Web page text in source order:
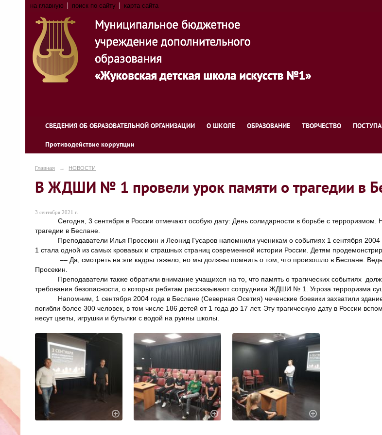
на главную поиск по сайту карта сайта
СВЕДЕНИЯ ОБ ОБРАЗОВАТЕЛЬНОЙ ОРГАНИЗАЦИИ О ШКОЛЕ ОБРАЗОВАНИЕ ТВОРЧЕСТВО
Противодействие коррупции
Главная → НОВОСТИ
В ЖДШИ № 1 провели урок памяти о трагедии в
3 сентября 2021 г.
Сегодня, 3 сентября в России отмечают особую дату: День солидарности в борьбе с
трагедии в Беслане.
Преподаватели Илья Просекин и Леонид Гусаров напомнили ученикам о событиях 1 сентября
1 стала одной из самых кровавых и страшных страниц современной истории России. Детям
–– Да, смотреть на эти кадры тяжело, но мы должны помнить о том, что произошло в Беслане.
Просекин.
Преподаватели также обратили внимание учащихся на то, что память о трагических событиях
требования безопасности, о которых ребятам рассказывают сотрудники ЖДШИ № 1. Угроза терроризма
Напомним, 1 сентября 2004 года в Беслане (Северная Осетия) чеченские боевики захватили
погибли более 300 человек, в том числе 186 детей от 1 года до 17 лет. Эту трагическую дату в России
несут цветы, игрушки и бутылки с водой на руины школы.